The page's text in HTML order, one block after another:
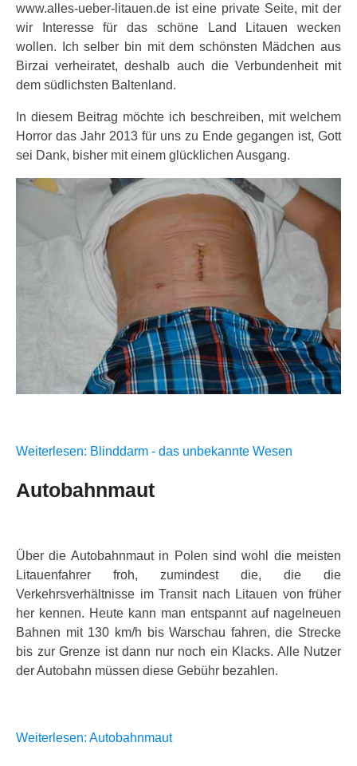
www.alles-ueber-litauen.de ist eine private Seite, mit der
wir Interesse für das schöne Land Litauen wecken
wollen. Ich selber bin mit dem schönsten Mädchen aus
Birzai verheiratet, deshalb auch die Verbundenheit mit
dem südlichsten Baltenland.
In diesem Beitrag möchte ich beschreiben, mit welchem
Horror das Jahr 2013 für uns zu Ende gegangen ist, Gott
sei Dank, bisher mit einem glücklichen Ausgang.
Weiterlesen: Blinddarm - das unbekannte Wesen
Autobahnmaut
Über die Autobahnmaut in Polen sind wohl die meisten
Litauenfahrer froh, zumindest die, die die
Verkehrsverhältnisse im Transit nach Litauen von früher
her kennen. Heute kann man entspannt auf nagelneuen
Bahnen mit 130 km/h bis Warschau fahren, die Strecke
bis zur Grenze ist dann nur noch ein Klacks. Alle Nutzer
der Autobahn müssen diese Gebühr bezahlen.
Weiterlesen: Autobahnmaut